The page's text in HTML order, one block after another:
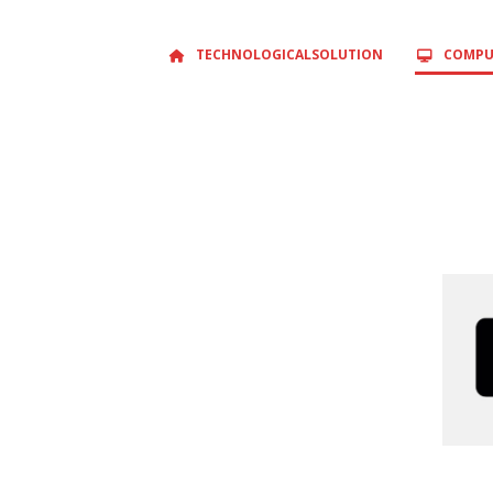
TECHNOLOGICALSOLUTION